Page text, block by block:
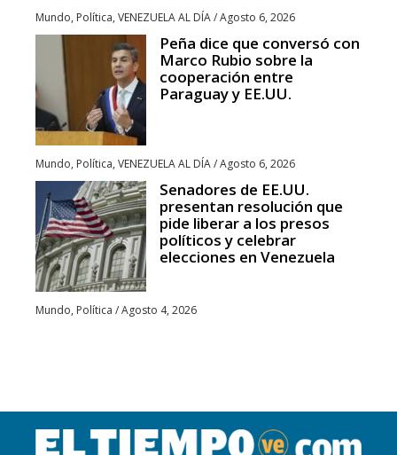
Mundo, Política, VENEZUELA AL DÍA/Agosto 6, 2026
Peña dice que conversó con
Marco Rubio sobre la
cooperación entre
Paraguay y EE.UU.
Mundo, Política, VENEZUELA AL DÍA/Agosto 6, 2026
Senadores de EE.UU.
presentan resolución que
pide liberar a los presos
políticos y celebrar
elecciones en Venezuela
Mundo, Política /Agosto 4, 2026